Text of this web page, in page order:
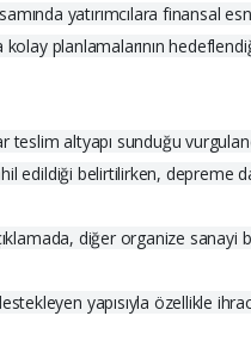
yatırımcılara finansal
kolay planlamalarının
altyapı sunduğu
belirtilirken, depreme
diğer organize
yapısıyla özellikle